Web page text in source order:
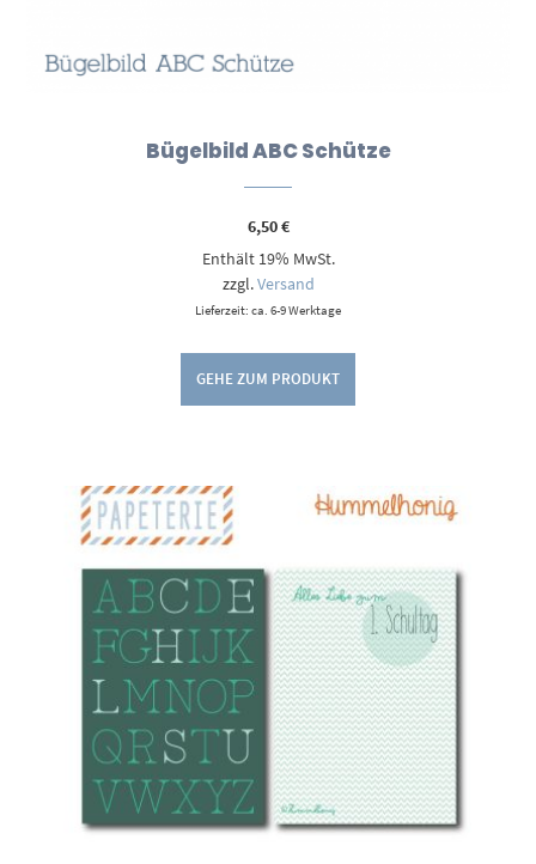
Bügelbild ABC Schütze
6,50€
Enthält 19% MwSt.
zzgl.Versand
Lieferzeit: ca. 6-9 Werktage
GEHE ZUM PRODUKT